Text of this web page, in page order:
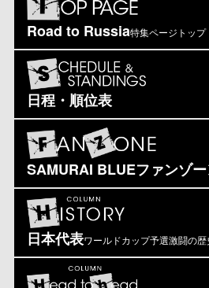
Road to Russia特集ページトップ
日程・順位表
SAMURAI BLUEファンゾ
日本代表ワールドカップ予選激闘の歴